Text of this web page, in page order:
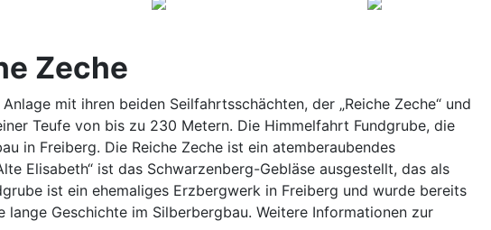
Zeche
mit ihren beiden Seilfahrtsschächten, der „Reiche Zeche“ und
Teufe von bis zu 230 Metern. Die Himmelfahrt Fundgrube, die
in Freiberg. Die Reiche Zeche ist ein atemberaubendes
Elisabeth“ ist das Schwarzenberg-Gebläse ausgestellt, das als
ist ein ehemaliges Erzbergwerk in Freiberg und wurde bereits
Geschichte im Silberbergbau. Weitere Informationen zur